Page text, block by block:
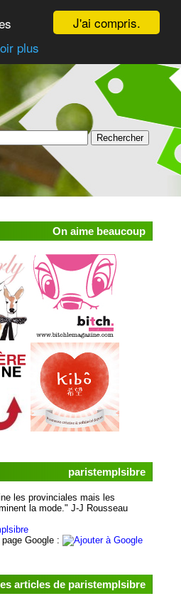
J'ai compris.
plus
On aime beaucoup
paristemplsibre
les provinciales mais les
la mode." J-J Rousseau
Google :
articles de paristemplsibre